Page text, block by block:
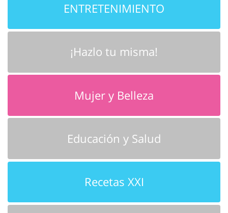
ENTRETENIMIENTO
¡Hazlo tu misma!
Mujer y Belleza
Educación y Salud
Recetas XXI